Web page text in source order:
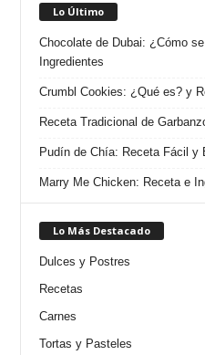
Lo Último
Chocolate de Dubai: ¿Cómo
Ingredientes
Crumbl Cookies: ¿Qué es? y
Receta Tradicional de
Pudín de Chía: Receta Fácil y
Marry Me Chicken: Receta e
Lo Más Destacado
Dulces y Postres
Recetas
Carnes
Tortas y Pasteles